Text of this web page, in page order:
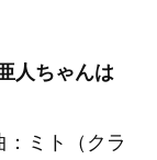
人ちゃんは
ミト（クラ